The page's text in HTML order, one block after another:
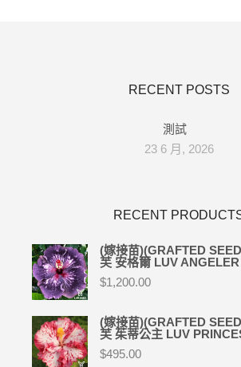
RECENT POSTS
測試
23 6 月, 2026
RECENT
(嫁接苗)(GRAFTED
芙 安格爾 LUV ANGELER
$1,200.00
(嫁接苗)(GRAFTED
芙 茱蒂公主 LUV
$495.00